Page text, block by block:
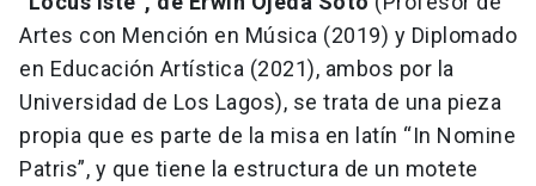
Artes con Mención en Música (2019) y Diplomado
en Educación Artística (2021), ambos por la
Universidad de Los Lagos), se trata de una pieza
propia que es parte de la misa en latín “In Nomine
Patris”, y que tiene la estructura de un motete